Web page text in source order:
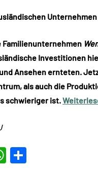
Familienunternehmen
Investitionen
Ansehen ernteten.
als auch die
schwieriger ist.
WhatsApp